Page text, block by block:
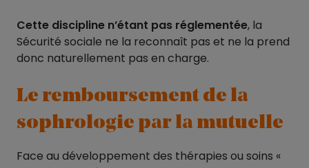
Cette discipline n’étant pas réglementée, la
Sécurité sociale ne la reconnaît pas et ne la prend
donc naturellement pas en charge.
Le remboursement de la
sophrologie par la mutuelle
Face au développement des thérapies ou soins «